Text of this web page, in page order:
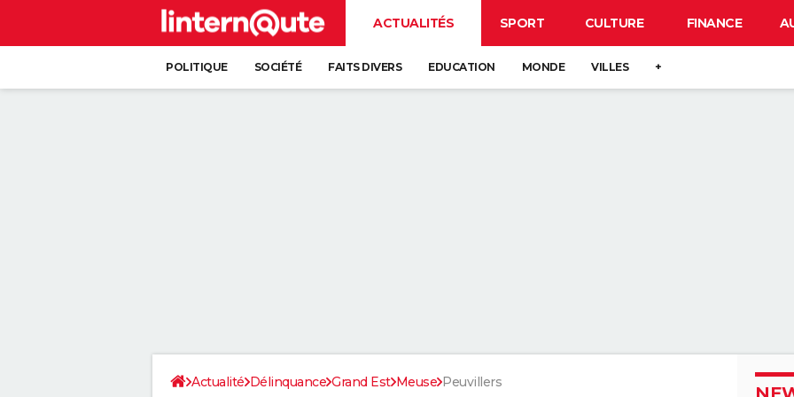
ACTUALITÉS SPORT CULTURE FINANCE
POLITIQUE SOCIÉTÉ FAITS DIVERS EDUCATION MONDE VILLES +
Actualité Délinquance Grand Est Meuse Peuvillers